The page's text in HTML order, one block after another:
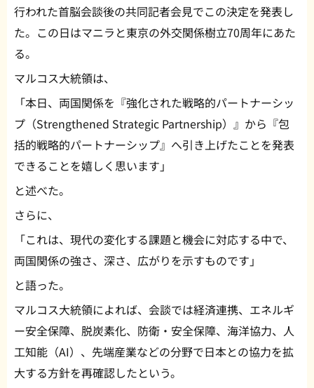
行われた首脳会談後の共同記者会見でこの決定を発表し
た。この日はマニラと東京の外交関係樹立70周年にあた
る。
マルコス大統領は、
「本日、両国関係を『強化された戦略的パートナーシッ
プ（Strengthened Strategic Partnership）』から『包
括的戦略的パートナーシップ』へ引き上げたことを発表
できることを嬉しく思います」
と述べた。
さらに、
「これは、現代の変化する課題と機会に対応する中で、
両国関係の強さ、深さ、広がりを示すものです」
と語った。
マルコス大統領によれば、会談では経済連携、エネルギ
ー安全保障、脱炭素化、防衛・安全保障、海洋協力、人
工知能（AI）、先端産業などの分野で日本との協力を拡
大する方針を再確認したという。